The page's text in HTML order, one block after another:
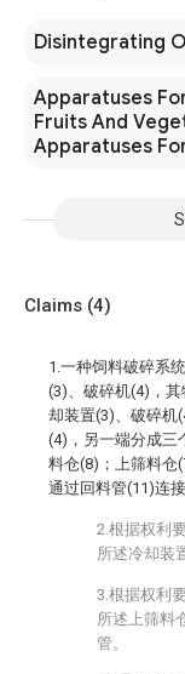
Disintegrating
Apparatuses
Fruits And
Apparatuses
Claims (4)
1.一种饲料破碎系
(3)、破碎机(4)，
却装置(3)、破碎机
(4)，另一端分成三
料仓(8)；上筛料仓
通过回料管(11)连
2.根据权利
所述冷却装
3.根据权利
所述上筛料
管。